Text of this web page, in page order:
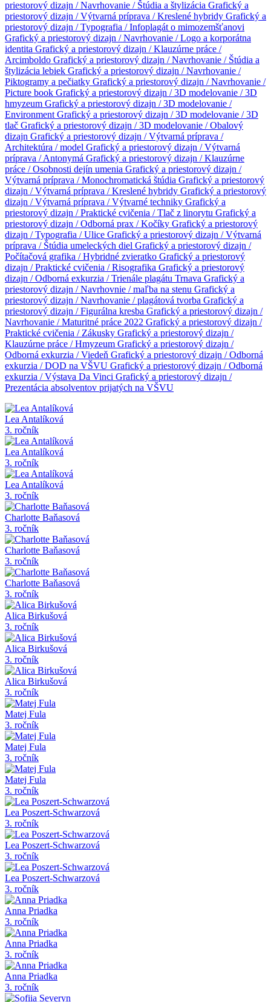
priestorový dizajn / Navrhovanie / Štúdia a štylizácia Grafický a
priestorový dizajn / Výtvarná príprava / Kreslené hybridy Grafický a
priestorový dizajn / Typografia / Infoplagát o mimozemšťanovi
Grafický a priestorový dizajn / Navrhovanie / Logo a korporátna
identita Grafický a priestorový dizajn / Klauzúrne práce /
Arcimboldo Grafický a priestorový dizajn / Navrhovanie / Štúdia a
štylizácia lebiek Grafický a priestorový dizajn / Navrhovanie /
Piktogramy a pečiatky Grafický a priestorový dizajn / Navrhovanie /
Picture book Grafický a priestorový dizajn / 3D modelovanie / 3D
hmyzeum Grafický a priestorový dizajn / 3D modelovanie /
Environment Grafický a priestorový dizajn / 3D modelovanie / 3D
tlač Grafický a priestorový dizajn / 3D modelovanie / Obalový
dizajn Grafický a priestorový dizajn / Výtvarná príprava /
Architektúra / model Grafický a priestorový dizajn / Výtvarná
príprava / Antonymá Grafický a priestorový dizajn / Klauzúrne
práce / Osobnosti dejín umenia Grafický a priestorový dizajn /
Výtvarná príprava / Monochromatická štúdia Grafický a priestorový
dizajn / Výtvarná príprava / Kreslené hybridy Grafický a priestorový
dizajn / Výtvarná príprava / Výtvarné techniky Grafický a
priestorový dizajn / Praktické cvičenia / Tlač z linorytu Grafický a
priestorový dizajn / Odborná prax / Kočíky Grafický a priestorový
dizajn / Typografia / Ulice Grafický a priestorový dizajn / Výtvarná
príprava / Štúdia umeleckých diel Grafický a priestorový dizajn /
Počítačová grafika / Hybridné zvieratko Grafický a priestorový
dizajn / Praktické cvičenia / Risografika Grafický a priestorový
dizajn / Odborná exkurzia / Trienále plagátu Trnava Grafický a
priestorový dizajn / Navrhovnie / maľba na stenu Grafický a
priestorový dizajn / Navrhovanie / plagátová tvorba Grafický a
priestorový dizajn / Figurálna kresba Grafický a priestorový dizajn /
Navrhovanie / Maturitné práce 2022 Grafický a priestorový dizajn /
Praktické cvičenia / Zákusky Grafický a priestorový dizajn /
Klauzúrne práce / Hmyzeum Grafický a priestorový dizajn /
Odborná exkurzia / Viedeň Grafický a priestorový dizajn / Odborná
exkurzia / DOD na VŠVU Grafický a priestorový dizajn / Odborná
exkurzia / Výstava Da Vinci Grafický a priestorový dizajn /
Prezentácia absolventov prijatých na VŠVU
Lea Antalíková
3. ročník
Lea Antalíková
3. ročník
Lea Antalíková
3. ročník
Charlotte Baňasová
3. ročník
Charlotte Baňasová
3. ročník
Charlotte Baňasová
3. ročník
Alica Birkušová
3. ročník
Alica Birkušová
3. ročník
Alica Birkušová
3. ročník
Matej Fula
3. ročník
Matej Fula
3. ročník
Matej Fula
3. ročník
Lea Poszert-Schwarzová
3. ročník
Lea Poszert-Schwarzová
3. ročník
Lea Poszert-Schwarzová
3. ročník
Anna Priadka
3. ročník
Anna Priadka
3. ročník
Anna Priadka
3. ročník